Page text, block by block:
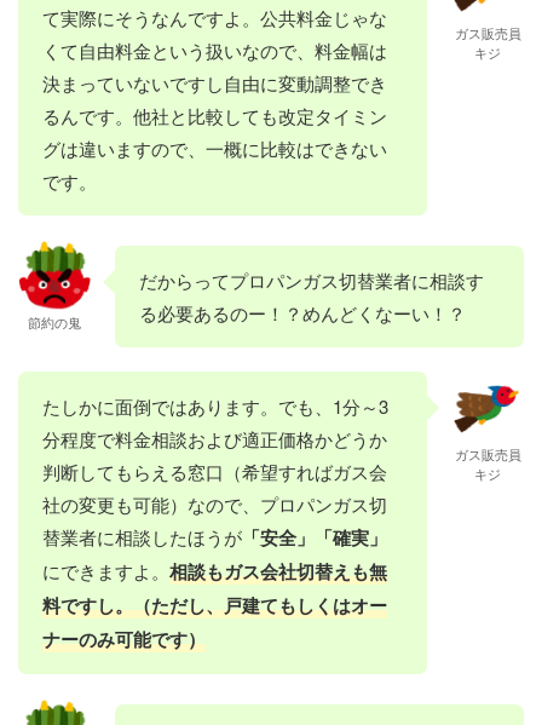
て実際にそうなんですよ。公共料金じゃな
くて自由料金という扱いなので、料金幅は
決まっていないですし自由に変動調整でき
るんです。他社と比較しても改定タイミン
グは違いますので、一概に比較はできない
です。
ガス販売員
キジ
節約の鬼
だからってプロパンガス切替業者に相談す
る必要あるのー！？めんどくなーい！？
たしかに面倒ではあります。でも、1分～3
分程度で料金相談および適正価格かどうか
判断してもらえる窓口（希望すればガス会
社の変更も可能）なので、プロパンガス切
替業者に相談したほうが 「安全」「確実」
にできますよ。 相談もガス会社切替えも無
料ですし。（ただし、戸建てもしくはオー
ナーのみ可能です）
ガス販売員
キジ